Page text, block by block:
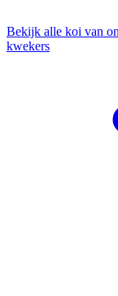
Bekijk alle koi van
kwekers